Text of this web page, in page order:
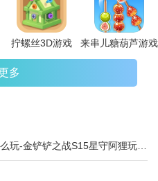
拧螺丝3D游戏 来串儿糖葫芦游戏
多